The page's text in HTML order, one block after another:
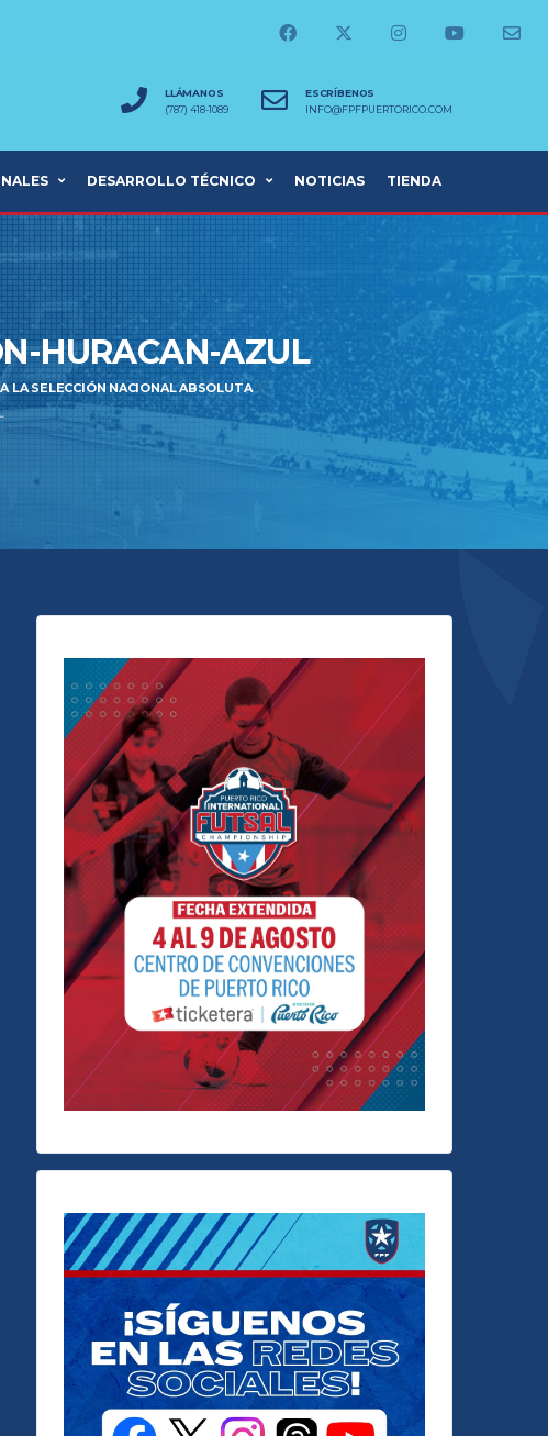
LLÁMANOS
(787) 418-1089
ESCRÍBENOS
INFO@FPFPUERTORICO.COM
DESARROLLO TÉCNICO NOTICIAS TIENDA
HURACAN-AZUL
LA SELECCIÓN NACIONAL ABSOLUTA